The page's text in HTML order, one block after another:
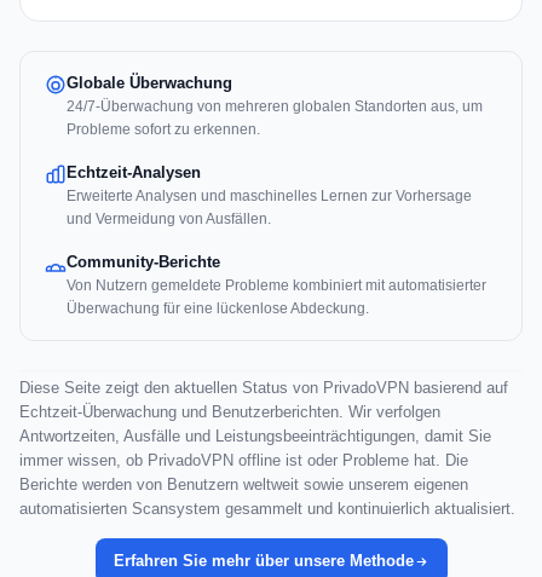
Globale Überwachung
24/7-Überwachung von mehreren globalen Standorten aus, um
Probleme sofort zu erkennen.
Echtzeit-Analysen
Erweiterte Analysen und maschinelles Lernen zur Vorhersage
und Vermeidung von Ausfällen.
Community-Berichte
Von Nutzern gemeldete Probleme kombiniert mit automatisierter
Überwachung für eine lückenlose Abdeckung.
Diese Seite zeigt den aktuellen Status von PrivadoVPN basierend auf
Echtzeit-Überwachung und Benutzerberichten. Wir verfolgen
Antwortzeiten, Ausfälle und Leistungsbeeinträchtigungen, damit Sie
immer wissen, ob PrivadoVPN offline ist oder Probleme hat. Die
Berichte werden von Benutzern weltweit sowie unserem eigenen
automatisierten Scansystem gesammelt und kontinuierlich aktualisiert.
Erfahren Sie mehr über unsere Methode